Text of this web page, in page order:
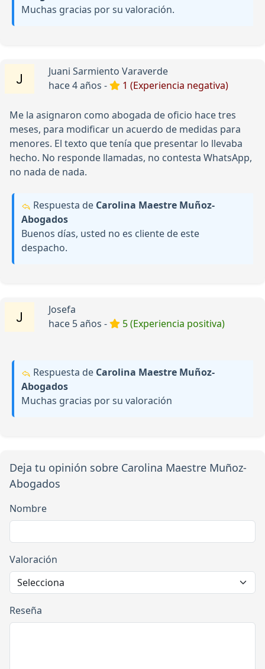
Muchas gracias por su valoración.
Juani Sarmiento Varaverde
hace 4 años -
1 (Experiencia negativa)
Me la asignaron como abogada de oficio hace tres
meses, para modificar un acuerdo de medidas para
menores. El texto que tenía que presentar lo llevaba
hecho. No responde llamadas, no contesta WhatsApp,
no nada de nada.
Respuesta de Carolina Maestre Muñoz-
Abogados
Buenos días, usted no es cliente de este
despacho.
Josefa
hace 5 años -
5 (Experiencia positiva)
Respuesta de Carolina Maestre Muñoz-
Abogados
Muchas gracias por su valoración
Deja tu opinión sobre Carolina Maestre Muñoz-
Abogados
Nombre
Valoración
Reseña